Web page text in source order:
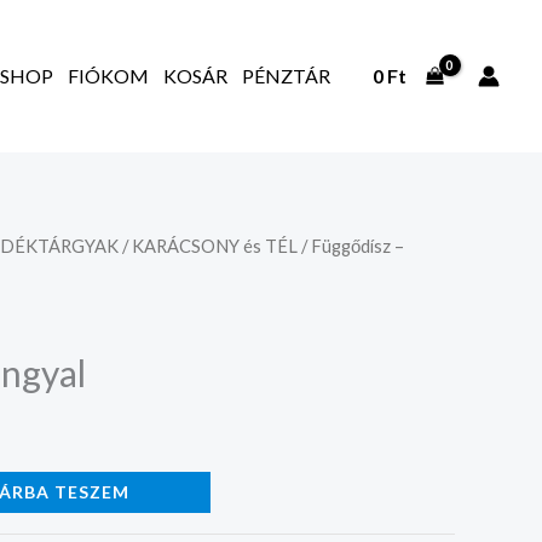
FIÓKOM KOSÁR PÉNZTÁR 0 Ft
/KARÁCSONY és TÉL / Függődísz –
TESZEM